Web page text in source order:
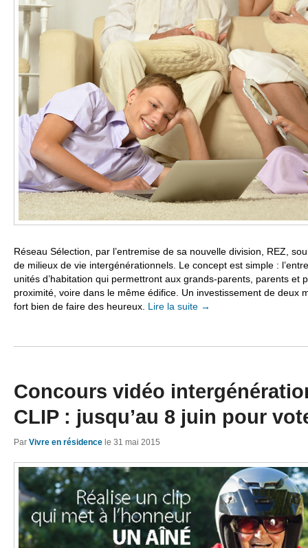
Réseau Sélection, par l’entremise de sa nouvelle division, REZ,
de milieux de vie intergénérationnels. Le concept est simple :
unités d’habitation qui permettront aux grands-parents, parents et
proximité, voire dans le même édifice. Un investissement de deux
fort bien de faire des heureux. Lire la suite →
Concours vidéo
CLIP : jusqu’au 8 juin pour
Par Vivre en résidence le 31 mai 2015